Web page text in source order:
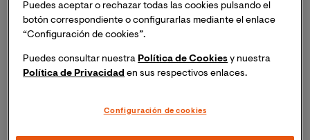
Docente de la Maestría Oficial en Epidemiología y
Salud Pública.
Dr. Vicente Andreu Fernández:La variante ómicron
Puedes aceptar o rechazar todas las cookies pulsando el
botón correspondiente o configurarlas mediante el enlace
“Configuración de cookies”.
Puedes consultar nuestra Política de Cookies y nuestra
Política de Privacidad en sus respectivos enlaces.
Configuración de cookies